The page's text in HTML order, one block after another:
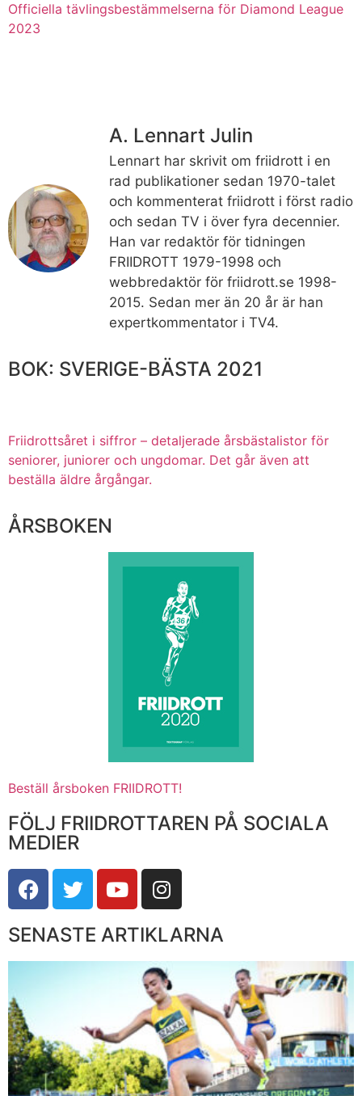
Officiella tävlingsbestämmelserna för Diamond League
2023
A. Lennart Julin
Lennart har skrivit om friidrott i en
rad publikationer sedan 1970-talet
och kommenterat friidrott i först radio
och sedan TV i över fyra decennier.
Han var redaktör för tidningen
FRIIDROTT 1979-1998 och
webbredaktör för friidrott.se 1998-
2015. Sedan mer än 20 år är han
expertkommentator i TV4.
BOK: SVERIGE-BÄSTA 2021
Friidrottsåret i siffror – detaljerade årsbästalistor för
seniorer, juniorer och ungdomar. Det går även att
beställa äldre årgångar.
ÅRSBOKEN
Beställ årsboken FRIIDROTT!
FÖLJ FRIIDROTTAREN PÅ SOCIALA
MEDIER
SENASTE ARTIKLARNA